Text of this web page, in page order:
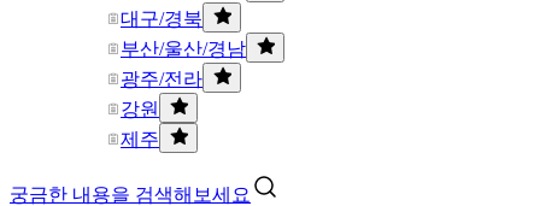
대구/경북
부산/울산/경남
광주/전라
강원
제주
궁금한 내용을 검색해보세요